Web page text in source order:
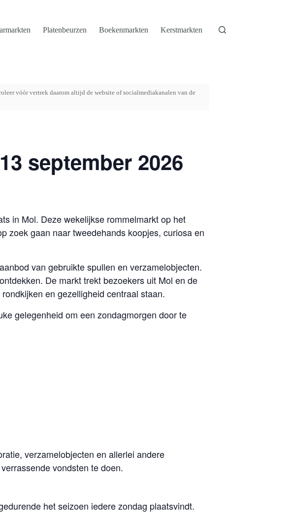
Platenbeurzen Boekenmarkten Kerstmarkten
vóór vertrek daarom altijd de website of socialmediakanalen van de
september 2026
in Mol. Deze wekelijkse rommelmarkt op het
zoek gaan naar tweedehands koopjes, curiosa en
van gebruikte spullen en verzamelobjecten.
De markt trekt bezoekers uit Mol en de
en gezelligheid centraal staan.
gelegenheid om een zondagmorgen door te
verzamelobjecten en allerlei andere
vondsten te doen.
het seizoen iedere zondag plaatsvindt.